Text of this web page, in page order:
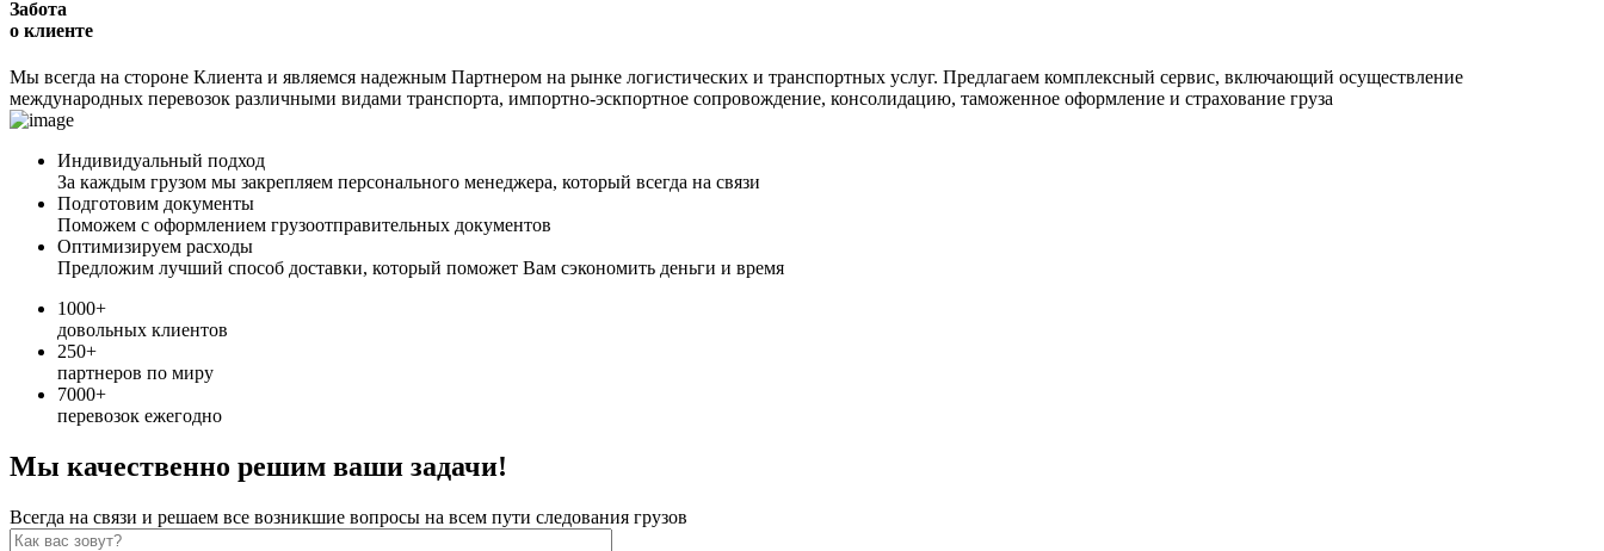
Забота
о клиенте
Мы всегда на стороне Клиента и являемся надежным Партнером на рынке логистических и транспортных услуг. Предлагаем комплексный сервис, включающий осуществление
международных перевозок различными видами транспорта, импортно-эскпортное сопровождение, консолидацию, таможенное оформление и страхование груза
Индивидуальный подход
За каждым грузом мы закрепляем персонального менеджера, который всегда на связи
Подготовим документы
Поможем с оформлением грузоотправительных документов
Оптимизируем расходы
Предложим лучший способ доставки, который поможет Вам сэкономить деньги и время
1000+
довольных клиентов
250+
партнеров по миру
7000+
перевозок ежегодно
Мы качественно решим ваши задачи!
Всегда на связи и решаем все возникшие вопросы на всем пути следования грузов
Как вас зовут?